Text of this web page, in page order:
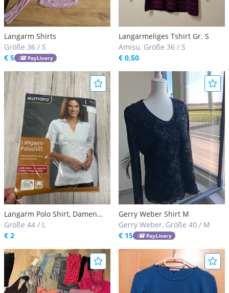
Langarm Shirts
Größe 36 / S
€ 5
PayLivery
Langärmeliges Tshirt Gr. S
Amisu, Größe 36 / S
€ 0,50
Langarm Polo Shirt, Damen
Shirt, Größe 44/46, Neu,
Größe 44 / L
€ 2
Gerry Weber Shirt M
Gerry Weber, Größe 40 / M
€ 15
PayLivery